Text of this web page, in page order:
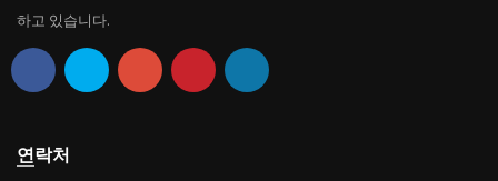
하고 있습니다.
연락처